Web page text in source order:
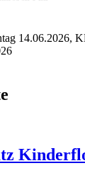
14.06.2026,